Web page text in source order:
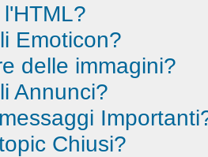
Emoticon?
delle immagini?
Annunci?
Chiusi?